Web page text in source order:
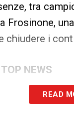
tra
Frosinone,
chiudere i
NEWS
READ